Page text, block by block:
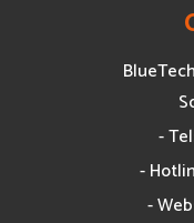
-
-
-